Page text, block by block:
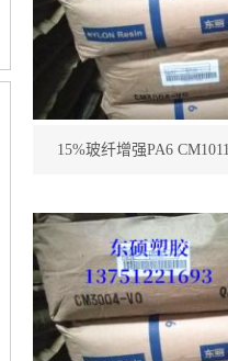
15%玻纤增强PA6